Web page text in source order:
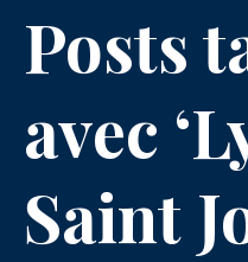
Posts
avec
Saint